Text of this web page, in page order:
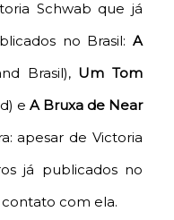
Schwab que já
no Brasil: A
Brasil), Um Tom
e A Bruxa de Near
apesar de Victoria
já publicados no
com ela.